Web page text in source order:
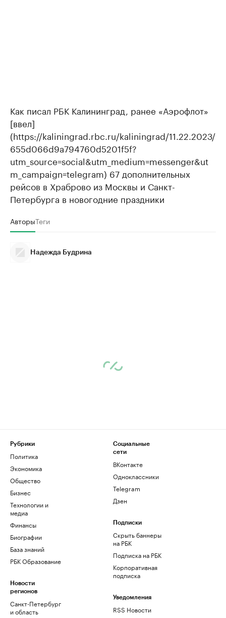
Как писал РБК Калининград, ранее «Аэрофлот»
[ввел]
(https://kaliningrad.rbc.ru/kaliningrad/11.22.2023/
655d066d9a794760d5201f5f?
utm_source=social&utm_medium=messenger&ut
m_campaign=telegram) 67 дополнительных
рейсов в Храброво из Москвы и Санкт-
Петербурга в новогодние праздники
АвторыТеги
Надежда Будрина
Рубрики
Политика
Экономика
Общество
Бизнес
Технологии и
медиа
Финансы
Биографии
База знаний
РБК Образование
Новости
регионов
Санкт-Петербург
и область
Социальные
сети
ВКонтакте
Одноклассники
Telegram
Дзен
Подписки
Скрыть баннеры
на РБК
Подписка на РБК
Корпоративная
подписка
Уведомления
RSS Новости